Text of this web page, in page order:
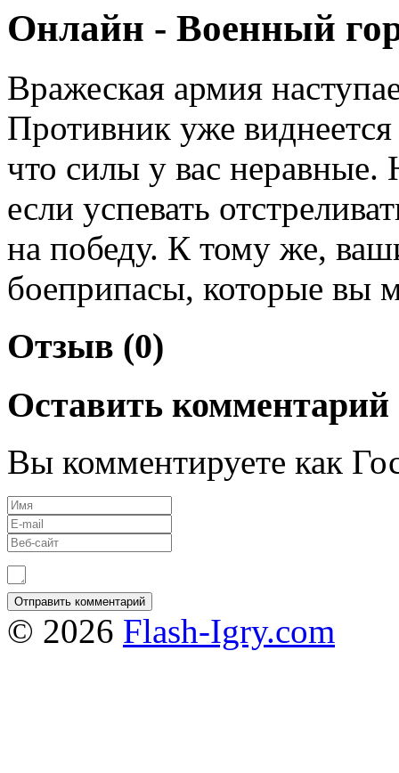
Онлайн - Военный
Вражеская армия
Противник уже
что силы у вас неравные.
если успевать
на победу. К тому же,
боеприпасы, которые вы
Отзыв (0)
Оставить комментарий
Вы комментируете как
© 2026 Flash-Igry.com